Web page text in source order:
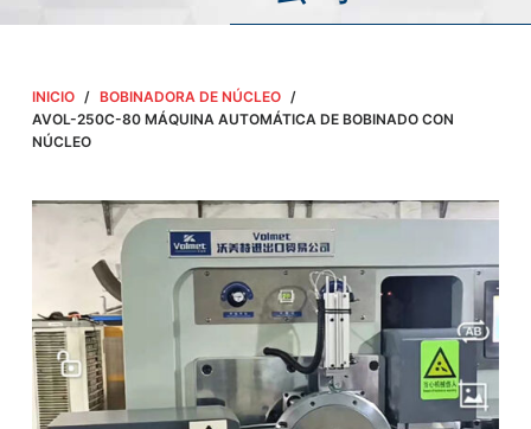
d
o
INICIO / BOBINADORA DE NÚCLEO /
AVOL-250C-80 MÁQUINA AUTOMÁTICA DE BOBINADO CON
NÚCLEO